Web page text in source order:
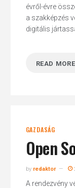
évről-évre
a szakképzés
digitális
READ MORE
GAZDASÁG
Open
by redaktor
A rendezvény